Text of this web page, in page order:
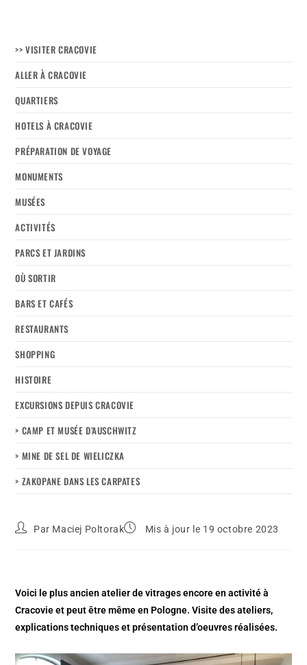
>> VISITER CRACOVIE
ALLER À CRACOVIE
QUARTIERS
HOTELS À CRACOVIE
PRÉPARATION DE VOYAGE
MONUMENTS
MUSÉES
ACTIVITÉS
PARCS ET JARDINS
OÙ SORTIR
BARS ET CAFÉS
RESTAURANTS
SHOPPING
HISTOIRE
EXCURSIONS DEPUIS CRACOVIE
> CAMP ET MUSÉE D’AUSCHWITZ
> MINE DE SEL DE WIELICZKA
> ZAKOPANE DANS LES CARPATES
Par Maciej Poltorak Mis à jour le 19 octobre 2023
Voici le plus ancien atelier de vitrages encore en activité à
Cracovie et peut être même en Pologne. Visite des ateliers,
explications techniques et présentation d’oeuvres réalisées.